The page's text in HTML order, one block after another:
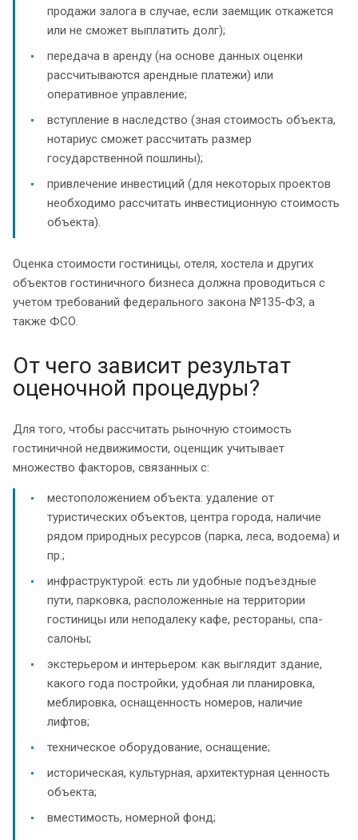
продажи залога в случае, если заемщик откажется
или не сможет выплатить долг);
передача в аренду (на основе данных оценки
рассчитываются арендные платежи) или
оперативное управление;
вступление в наследство (зная стоимость объекта,
нотариус сможет рассчитать размер
государственной пошлины);
привлечение инвестиций (для некоторых проектов
необходимо рассчитать инвестиционную стоимость
объекта).
Оценка стоимости гостиницы, отеля, хостела и других
объектов гостиничного бизнеса должна проводиться с
учетом требований федерального закона №135-ФЗ, а
также ФСО.
От чего зависит результат
оценочной процедуры?
Для того, чтобы рассчитать рыночную стоимость
гостиничной недвижимости, оценщик учитывает
множество факторов, связанных с:
местоположением объекта: удаление от
туристических объектов, центра города, наличие
рядом природных ресурсов (парка, леса, водоема) и
пр.;
инфраструктурой: есть ли удобные подъездные
пути, парковка, расположенные на территории
гостиницы или неподалеку кафе, рестораны, спа-
салоны;
экстерьером и интерьером: как выглядит здание,
какого года постройки, удобная ли планировка,
меблировка, оснащенность номеров, наличие
лифтов;
техническое оборудование, оснащение;
историческая, культурная, архитектурная ценность
объекта;
вместимость, номерной фонд;